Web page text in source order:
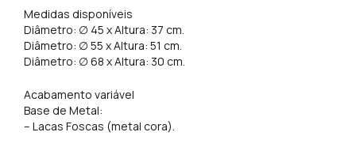
Medidas disponíveis
Diâmetro: ∅ 45 x Altura: 37 cm.
Diâmetro: ∅ 55 x Altura: 51 cm.
Diâmetro: ∅ 68 x Altura: 30 cm.
Acabamento variável
Base de Metal:
– Lacas Foscas (metal cora).